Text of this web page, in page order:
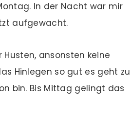
In der Nacht war mir
aufgewacht.
ansonsten keine
Hinlegen so gut es geht zu
bin. Bis Mittag gelingt das